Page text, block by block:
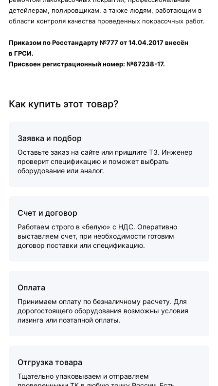
детейлерам, полировщикам, а также людям, работающим в
области контроля качества проведенных покрасочных работ.
Приказом по Росстандарту №777 от 14.04.2017 внесён
в ГРСИ.
Присвоен регистрационный номер: №67238-17.
Как купить этот товар?
Заявка и подбор
Оставьте заказ на сайте или пришлите ТЗ. Инженер
проверит спецификацию и поможет выбрать
оборудование или аналог.
Счет и договор
Работаем строго в «белую» с НДС. Оперативно
выставляем счет, при необходимости готовим
договор поставки или спецификацию.
Оплата
Принимаем оплату по безналичному расчету. Для
дорогостоящего оборудования возможны условия
лизинга или поэтапной оплаты.
Отгрузка товара
Тщательно упаковываем и отправляем